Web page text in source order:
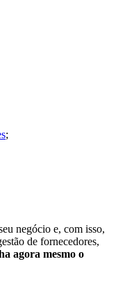
;
negócio e, com isso,
de fornecedores,
agora mesmo o